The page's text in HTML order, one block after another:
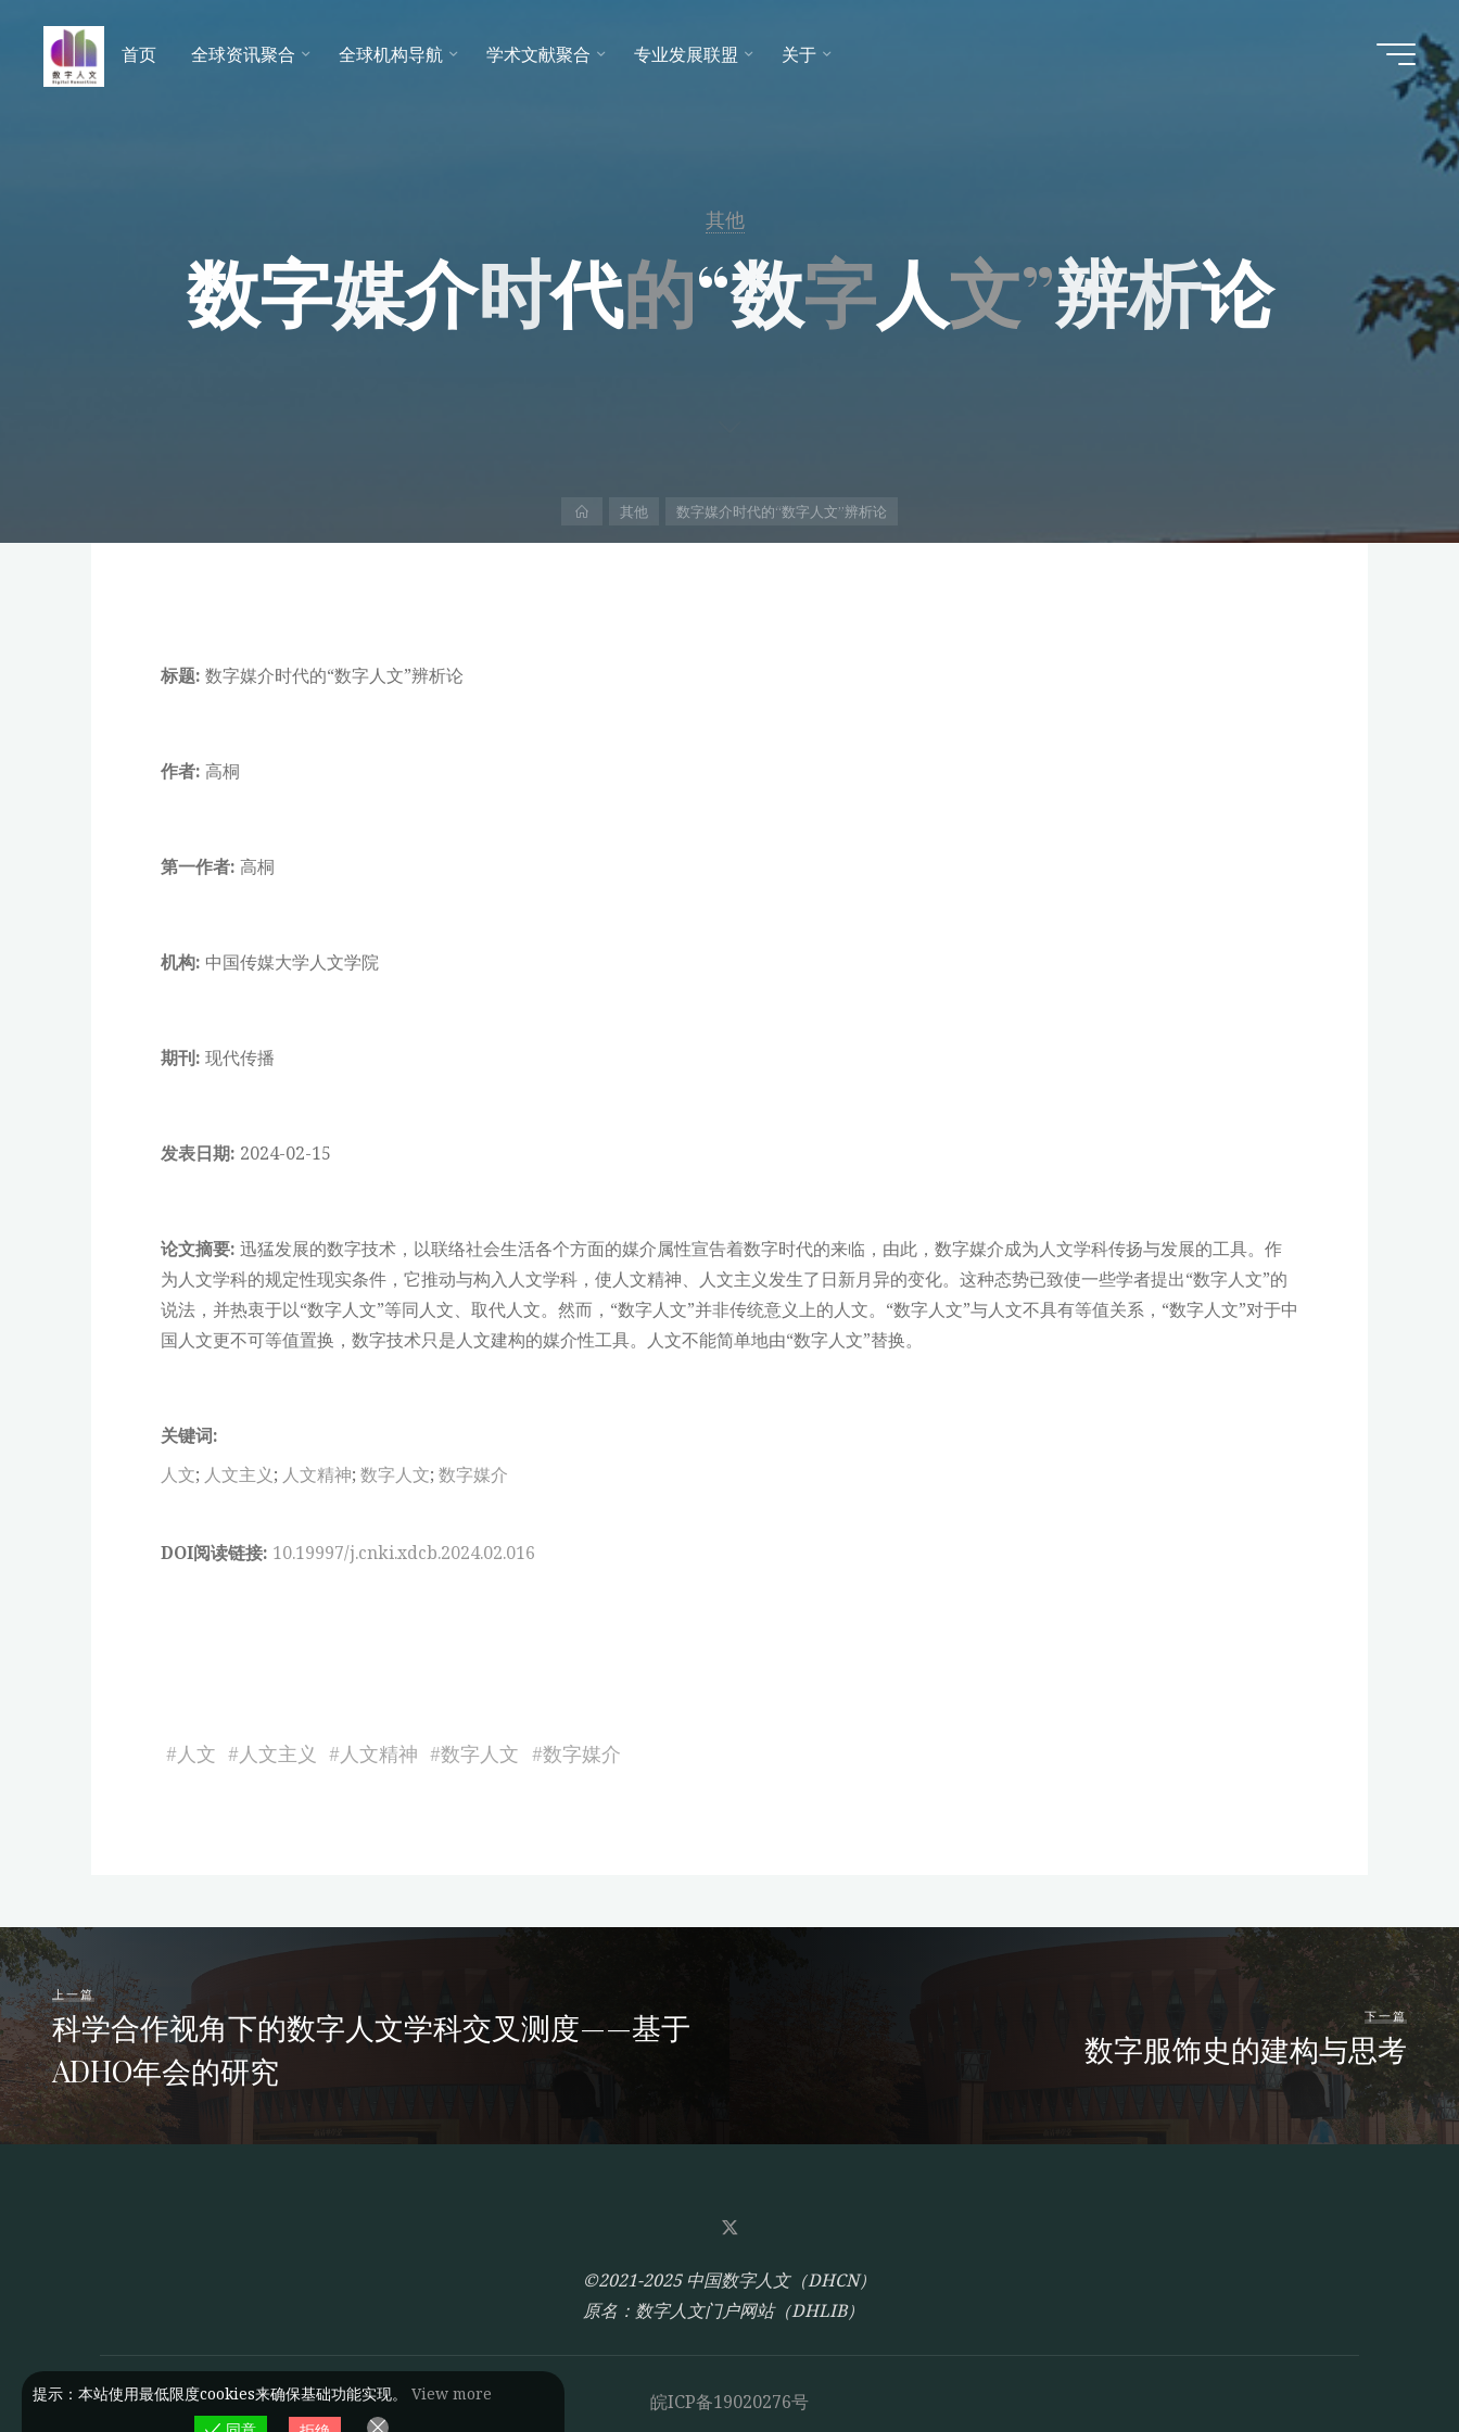
数字人
首页 全球资讯聚合 全球机构导航 学术文献聚合 专业发展联盟 关于
其他
数字媒介时代的“数字人文”辨析论
其他 数字媒介时代的“数字人文”辨析论
标题: 数字媒介时代的“数字人文”辨析论
作者: 高桐
第一作者: 高桐
机构: 中国传媒大学人文学院
期刊: 现代传播
发表日期: 2024-02-15
论文摘要: 迅猛发展的数字技术，以联络社会生活各个方面的媒介属性宣告着数字时代的来临，由此，数字媒介成为人文学科传扬与发展的工具。作
为人文学科的规定性现实条件，它推动与构入人文学科，使人文精神、人文主义发生了日新月异的变化。这种态势已致使一些学者提出“数字人文”的
说法，并热衷于以“数字人文”等同人文、取代人文。然而，“数字人文”并非传统意义上的人文。“数字人文”与人文不具有等值关系，“数字人文”对于中
国人文更不可等值置换，数字技术只是人文建构的媒介性工具。人文不能简单地由“数字人文”替换。
关键词:
人文; 人文主义; 人文精神; 数字人文; 数字媒介
DOI阅读链接: 10.19997/j.cnki.xdcb.2024.02.016
#人文 #人文主义 #人文精神 #数字人文 #数字媒介
上一篇
科学合作视角下的数字人文学科交叉测度——基于
ADHO年会的研究
下一篇
数字服饰史的建构与思考
©2021-2025 中国数字人文（DHCN）
原名：数字人文门户网站（DHLIB）
皖ICP备19020276号
提示：本站使用最低限度cookies来确保基础功能实现。 View more